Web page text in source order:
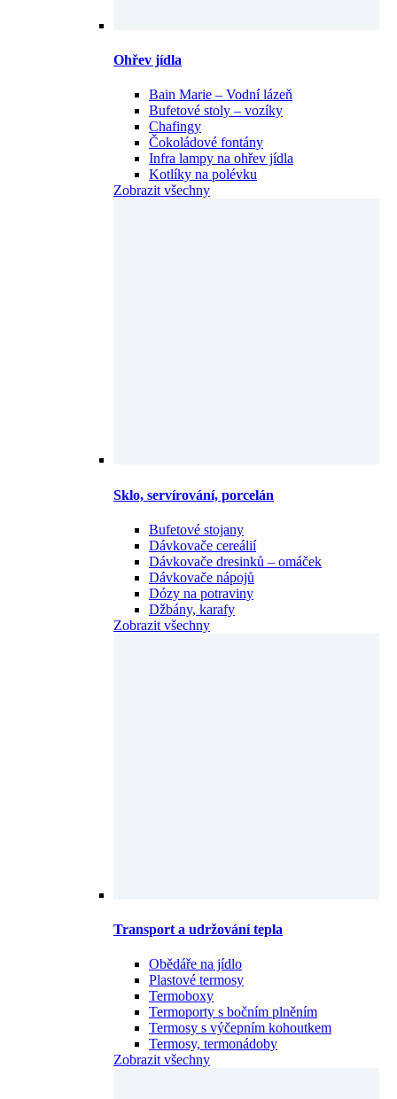
Ohřev jídla
Bain Marie – Vodní lázeň
Bufetové stoly – vozíky
Chafingy
Čokoládové fontány
Infra lampy na ohřev jídla
Kotlíky na polévku
Zobrazit všechny
Sklo, servírování, porcelán
Bufetové stojany
Dávkovače cereálií
Dávkovače dresinků – omáček
Dávkovače nápojů
Dózy na potraviny
Džbány, karafy
Zobrazit všechny
Transport a udržování tepla
Obědáře na jídlo
Plastové termosy
Termoboxy
Termoporty s bočním plněním
Termosy s výčepním kohoutkem
Termosy, termonádoby
Zobrazit všechny